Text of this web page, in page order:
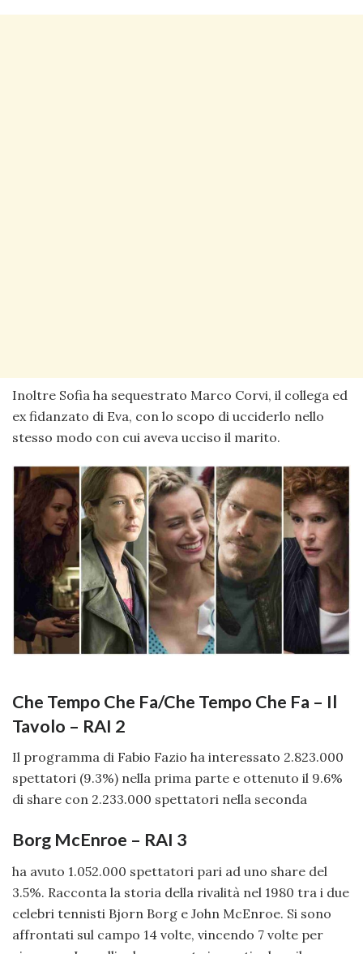
Inoltre Sofia ha sequestrato Marco Corvi, il collega ed
ex fidanzato di Eva, con lo scopo di ucciderlo nello
stesso modo con cui aveva ucciso il marito.
Che Tempo Che Fa/Che Tempo Che Fa – Il
Tavolo – RAI 2
Il programma di Fabio Fazio ha interessato 2.823.000
spettatori (9.3%) nella prima parte e ottenuto il 9.6%
di share con 2.233.000 spettatori nella seconda
Borg McEnroe – RAI 3
ha avuto 1.052.000 spettatori pari ad uno share del
3.5%. Racconta la storia della rivalità nel 1980 tra i due
celebri tennisti Bjorn Borg e John McEnroe. Si sono
affrontati sul campo 14 volte, vincendo 7 volte per